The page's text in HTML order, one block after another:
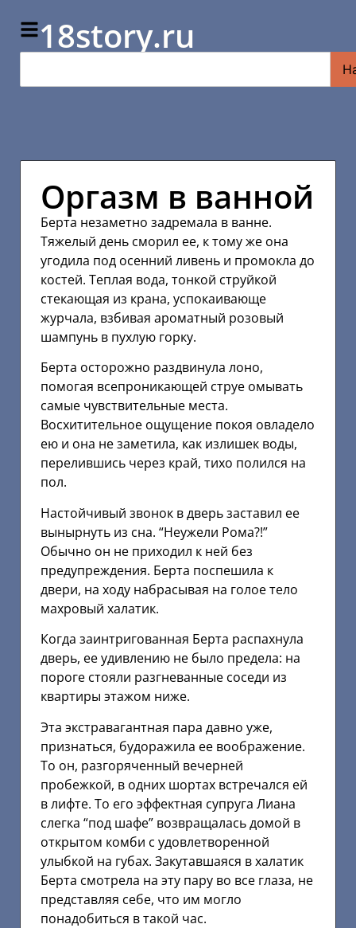
18story.ru
Оргазм в ванной
Берта незаметно задремала в ванне.
Тяжелый день сморил ее, к тому же она
угодила под осенний ливень и промокла до
костей. Теплая вода, тонкой струйкой
стекающая из крана, успокаивающе
журчала, взбивая ароматный розовый
шампунь в пухлую горку.
Берта осторожно раздвинула лоно,
помогая всепроникающей струе омывать
самые чувствительные места.
Восхитительное ощущение покоя овладело
ею и она не заметила, как излишек воды,
перелившись через край, тихо полился на
пол.
Настойчивый звонок в дверь заставил ее
вынырнуть из сна. “Неужели Рома?!”
Обычно он не приходил к ней без
предупреждения. Берта поспешила к
двери, на ходу набрасывая на голое тело
махровый халатик.
Когда заинтригованная Берта распахнула
дверь, ее удивлению не было предела: на
пороге стояли разгневанные соседи из
квартиры этажом ниже.
Эта экстравагантная пара давно уже,
признаться, будоражила ее воображение.
То он, разгоряченный вечерней
пробежкой, в одних шортах встречался ей
в лифте. То его эффектная супруга Лиана
слегка “под шафе” возвращалась домой в
открытом комби с удовлетворенной
улыбкой на губах. Закутавшаяся в халатик
Берта смотрела на эту пару во все глаза, не
представляя себе, что им могло
понадобиться в такой час.